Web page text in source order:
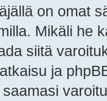
on omat
Mikäli he
siitä
ja